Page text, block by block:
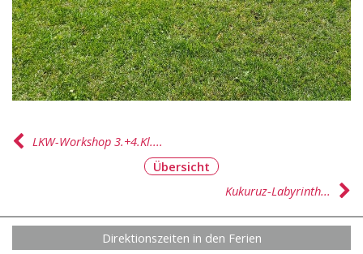
LKW-Workshop 3.+4.Kl....
Übersicht
Kukuruz-Labyrinth...
Direktionszeiten in den Ferien